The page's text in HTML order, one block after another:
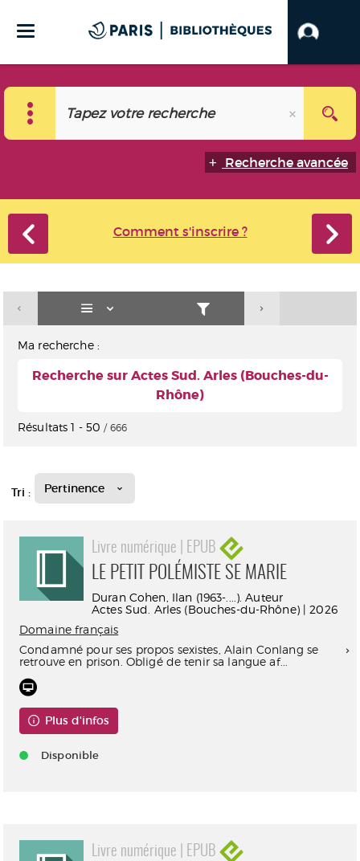
Recherche avancée
Comment s'inscrire ?
Ma recherche :
Recherche sur Actes Sud. Arles (Bouches-du-
Rhône)
Résultats1 - 50 / 666
Tri : Pertinence
Livre numérique | EPUB
LE PETIT POLÉMISTE SE MARIE
Duran Cohen, Ilan (1963-....). Auteur
Actes Sud. Arles (Bouches-du-Rhône) | 2026
Domaine français
Condamné pour ses propos sexistes, Alain Conlang se
retrouve en prison. Obligé de tenir sa langue af...
Plus d'infos
Disponible
Livre numérique | EPUB